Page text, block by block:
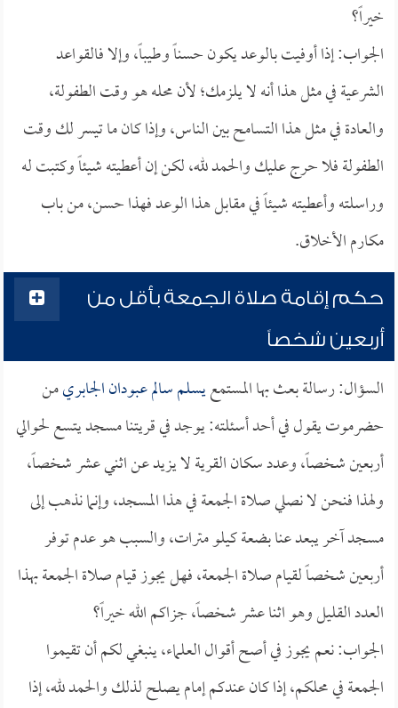
خيراً؟
الجواب: إذا أوفيت بالوعد يكون حسناً وطيباً، وإلا فالقواعد
الشرعية في مثل هذا أنه لا يلزمك؛ لأن محله هو وقت الطفولة،
والعادة في مثل هذا التسامح بين الناس، وإذا كان ما تيسر لك وقت
الطفولة فلا حرج عليك والحمد لله، لكن إن أعطيته شيئاً وكتبت له
وراسلته وأعطيته شيئاً في مقابل هذا الوعد فهذا حسن، من باب
مكارم الأخلاق.
حكم إقامة صلاة الجمعة بأقل من
أربعين شخصاً
السؤال: رسالة بعث بها المستمعيسلم سالم عبودان الجابريمن
حضرموت يقول في أحد أسئلته: يوجد في قريتنا مسجد يتسع لحوالي
أربعين شخصاً، وعدد سكان القرية لا يزيد عن اثني عشر شخصاً،
ولهذا فنحن لا نصلي صلاة الجمعة في هذا المسجد، وإنما نذهب إلى
مسجد آخر يبعد عنا بضعة كيلو مترات، والسبب هو عدم توفر
أربعين شخصاً لقيام صلاة الجمعة، فهل يجوز قيام صلاة الجمعة بهذا
العدد القليل وهو اثنا عشر شخصاً، جزاكم الله خيراً؟
الجواب: نعم يجوز في أصح أقوال العلماء، ينبغي لكم أن تقيموا
الجمعة في محلكم، إذا كان عندكم إمام يصلح لذلك والحمد لله، إذا